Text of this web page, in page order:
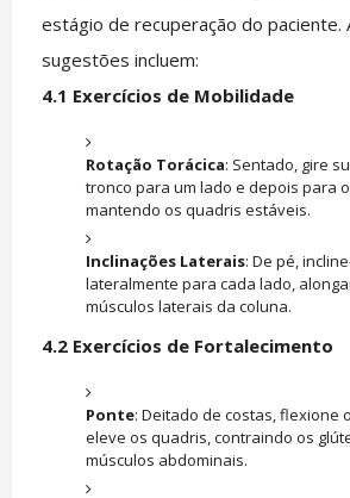
estágio de recuperação do paciente.
sugestões incluem:
4.1 Exercícios de Mobilidade
Rotação Torácica: Sentado, gire
tronco para um lado e depois para
mantendo os quadris estáveis.
Inclinações Laterais: De pé,
lateralmente para cada lado,
músculos laterais da coluna.
4.2 Exercícios de Fortalecimento
Ponte: Deitado de costas, flexione
eleve os quadris, contraindo os
músculos abdominais.